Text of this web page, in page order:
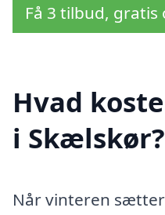
Få 3 tilbud,
Hvad
i Skælskør?
Når vinteren